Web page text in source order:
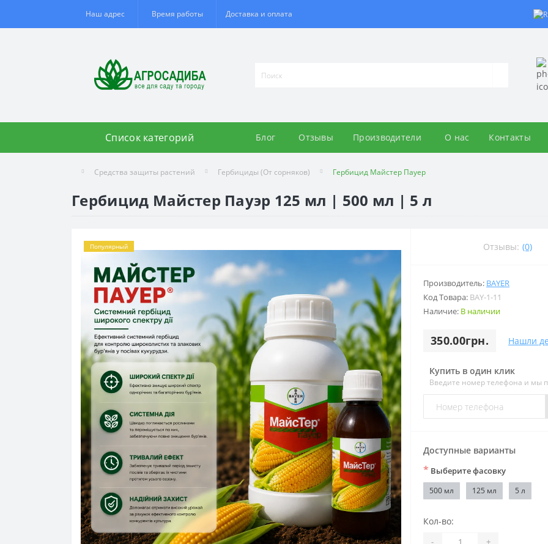
Наш адрес Время работы Доставка и оплата
Список категорий Блог Отзывы Производители О нас Контакты
Средства защиты растений Гербициды (От сорняков) Гербицид Майстер Пауер
Гербицид Майстер Пауэр 125 мл | 500 мл | 5 л
Популярный Отзывы: (0)
Производитель: BAYER
Код Товара: BAY-1-11
Наличие: В наличии
350.00грн. Нашли
Купить в один клик
Введите номер телефона и мы
Доступные варианты
* Выберите фасовку
500 мл 125 мл 5 л
Кол-во:
- +